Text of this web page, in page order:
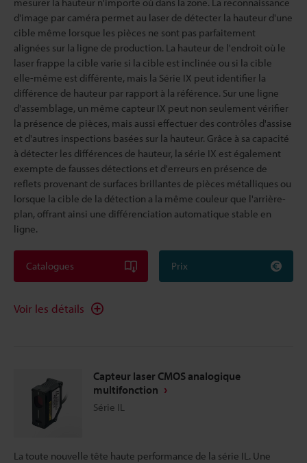
d'image par caméra permet au laser de détecter la hauteur d'une
cible même lorsque les pièces ne sont pas parfaitement
alignées sur la ligne de production. La hauteur de l'endroit où le
laser frappe la cible varie si la cible est inclinée ou si la cible
elle-même est différente, mais la Série IX peut identifier la
différence de hauteur par rapport à la référence. Sur une ligne
d'assemblage, un même capteur IX peut non seulement vérifier
la présence de pièces, mais aussi effectuer des contrôles d'assise
et d'autres inspections basées sur la hauteur. Grâce à sa capacité
à détecter les différences de hauteur, la série IX est également
exempte de fausses détections et d'erreurs en présence de
reflets provenant de surfaces brillantes de pièces métalliques ou
lorsque la cible de la détection a la même couleur que l'arrière-
plan, offrant ainsi une différenciation automatique stable en
ligne.
Catalogues Prix
Voir les détails
Capteur laser CMOS analogique
multifonction
Série IL
La toute nouvelle tête haute performance de la série IL. Une